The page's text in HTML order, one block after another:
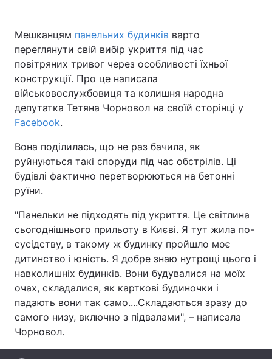
Україна Політика
Економіка Світ
Спорт Наука
Техно і зв'язок
Зброя Інциденти
Здоров'я Туризм
Екологія Регіони
Лонгріди
Відео з Youtube Статті
Інтерв'ю Думки
Мешканцям панельних будинків варто
переглянути свій вибір укриття під час
повітряних тривог через особливості їхньої
конструкції. Про це написала
військовослужбовиця та колишня народна
депутатка Тетяна Чорновол на своїй сторінці у
Facebook.
Вона поділилась, що не раз бачила, як
руйнуються такі споруди під час обстрілів. Ці
будівлі фактично перетворюються на бетонні
руїни.
"Панельки не підходять під укриття. Це світлина
сьогоднішнього прильоту в Києві. Я тут жила по-
сусідству, в такому ж будинку пройшло моє
дитинство і юність. Я добре знаю нутрощі цього і
навколишніх будинків. Вони будувалися на моїх
очах, складалися, як карткові будиночки і
падають вони так само....Складаються зразу до
самого низу, включно з підвалами", – написала
Чорновол.